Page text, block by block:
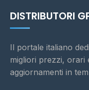
DISTRIBUTORI
Il portale italiano
migliori prezzi, orari
aggiornamenti in